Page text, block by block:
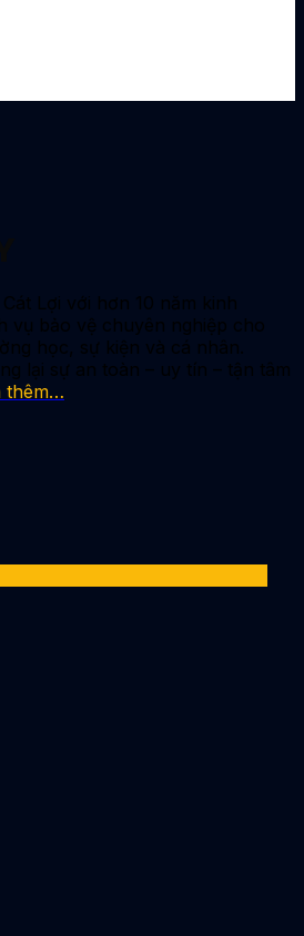
Lợi với hơn 10 năm kinh
vụ bảo vệ chuyên nghiệp cho
học, sự kiện và cá nhân.
lại sự an toàn – uy tín – tận tâm
thêm…